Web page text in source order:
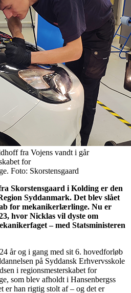
fra Vojens vandt i går
for
Foto: Skorstensgaard
Skorstensgaard i Kolding er den
Syddanmark. Det blev slået
for mekanikerlærlinge. Nu er
hvor Nicklas vil dyste om
– med Statsministeren
år og i gang med sit 6. hovedforløb
på Syddansk Erhvervsskole
i regionsmesterskabet for
som blev afholdt i Hansenbergss
han rigtig stolt af – og det er